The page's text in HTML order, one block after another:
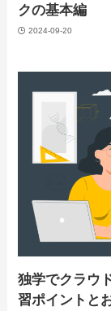
クの基本編
2024-09-20
独学でクラウ
習ポイントと